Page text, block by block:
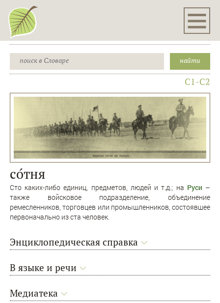
C1-C2
со́тня
Сто каких-либо единиц, предметов, людей и т.д.; на Руси –
также войсковое подразделение, объединение
ремесленников, торговцев или промышленников, состоявшее
первоначально из ста человек.
Энциклопедическая справка
В языке и речи
Медиатека